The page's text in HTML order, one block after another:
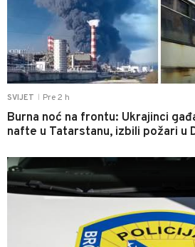
SVIJET Pre 2 h
Burna noć na frontu: Ukrajinci
nafte u Tatarstanu, izbili požari u